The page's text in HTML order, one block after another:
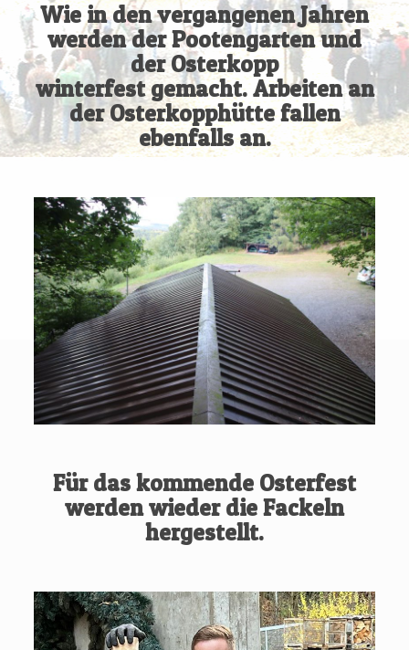
Wie in den vergangenen Jahren
werden der Pootengarten und
derOsterkopp
winterfest gemacht. Arbeiten an
der Osterkopphütte fallen
ebenfalls an.
Für das kommende Osterfest
werden wieder die Fackeln
hergestellt.